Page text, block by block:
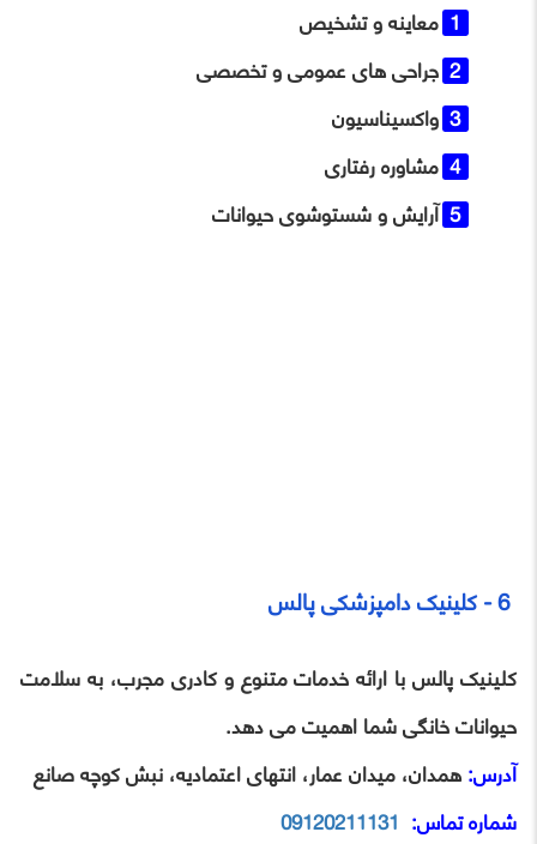
معاینه و تشخیص
جراحی ‌های عمومی و تخصصی
واکسیناسیون
مشاوره رفتاری
آرایش و شستوشوی حیوانات
کلینیک پالس با ارائه خدمات متنوع و کادری مجرب، به سلامت
حیوانات خانگی شما اهمیت می دهد.
آدرس:همدان، میدان عمار، انتهای اعتمادیه، نبش کوچه صانع
شماره تماس: 09120211131